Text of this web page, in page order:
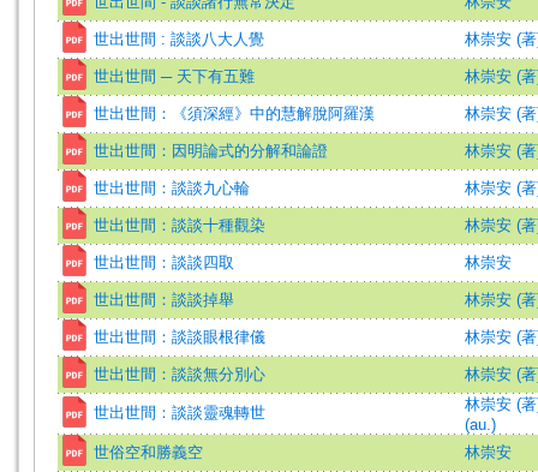
世出世間 : 談談八大人覺 林崇安 (
世出世間 ─ 天下有五難 林崇安 (
世出世間：《須深經》中的慧解脫阿羅漢 林崇安 (
世出世間：因明論式的分解和論證 林崇安 (
世出世間：談談九心輪 林崇安 (
世出世間：談談十種觀染 林崇安 (
世出世間：談談四取 林崇安
世出世間：談談掉舉 林崇安 (
世出世間：談談眼根律儀 林崇安 (
世出世間：談談無分別心 林崇安 (
世出世間：談談靈魂轉世
林崇安 (
(au.)
世俗空和勝義空
林崇安